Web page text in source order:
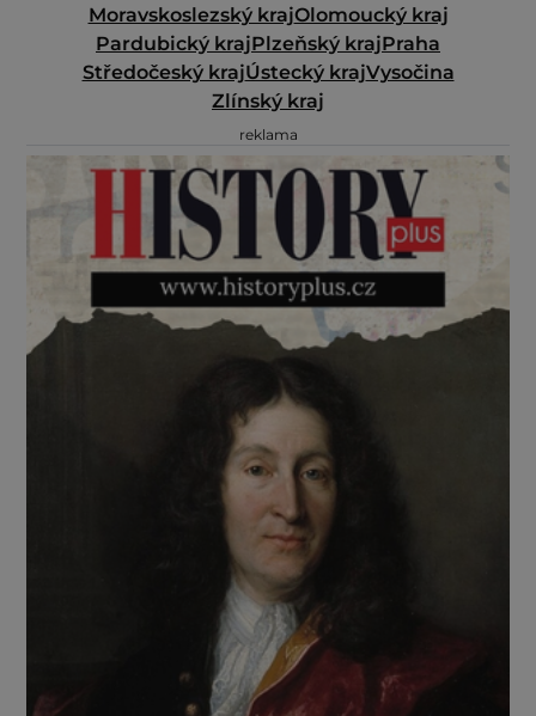
Moravskoslezský krajOlomoucký kraj
Pardubický krajPlzeňský krajPraha
Středočeský krajÚstecký krajVysočina
Zlínský kraj
reklama